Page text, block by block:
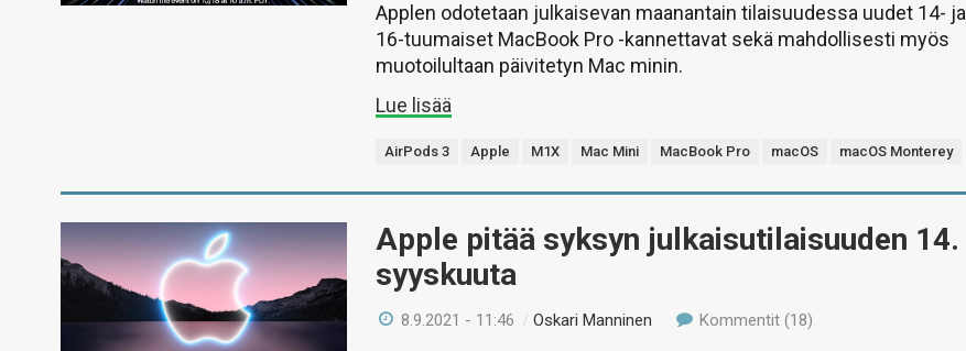
Applen odotetaan julkaisevan maanantain tilaisuudessa uudet 14- ja
16-tuumaiset MacBook Pro -kannettavat sekä mahdollisesti myös
muotoilultaan päivitetyn Mac minin.
Lue lisää
AirPods 3 Apple M1X Mac Mini MacBook Pro macOS macOS Monterey
Apple pitää syksyn julkaisutilaisuuden 14.
syyskuuta
8.9.2021 - 11:46 /Oskari Manninen Kommentit (18)